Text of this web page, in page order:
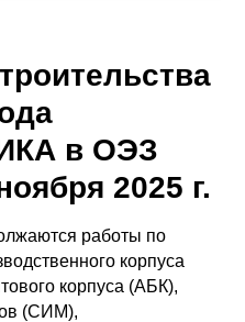
в ОЭЗ
2025 г.
работы по
корпуса
корпуса (АБК),
(СИМ),